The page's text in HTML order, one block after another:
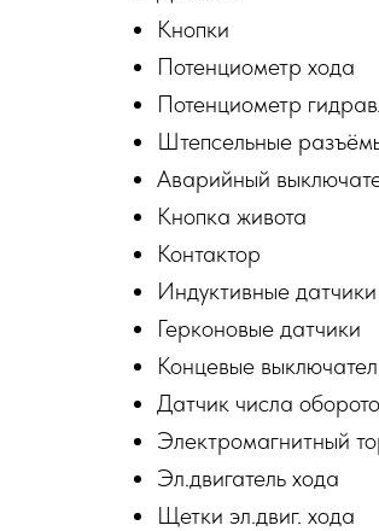
Кнопки
Потенциометр хода
Потенциометр
Штепсельные
Аварийный
Кнопка живота
Контактор
Индуктивные датчики
Герконовые датчики
Концевые
Датчик числа
Электромагнитный
Эл.двигатель хода
Щетки эл.двиг. хода